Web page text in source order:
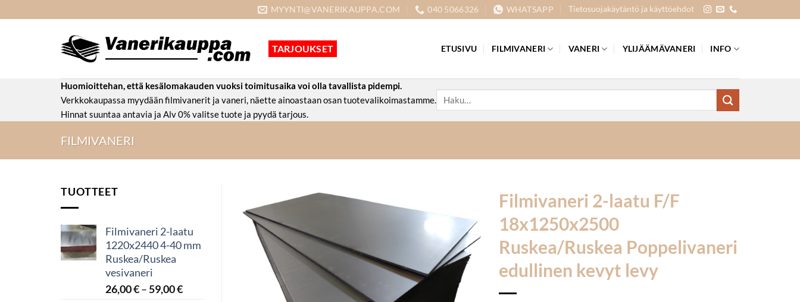
MYYNTI@VANERIKAUPPA.COM 040 5066326 WHATSAPP Tietosuojakäytäntö ja käyttöehdot
TARJOUKSET ETUSIVU FILMIVANERI VANERI YLIJÄÄMÄVANERI INFO
Huomioittehan, että kesälomakauden vuoksi toimitusaika voi olla tavallista pidempi.
Verkkokaupassa myydään filmivanerit ja vaneri, näette ainoastaan osan tuotevalikoimastamme.
Hinnat suuntaa antavia ja Alv 0% valitse tuote ja pyydä tarjous.
FILMIVANERI
TUOTTEET
Filmivaneri 2-laatu
1220x2440 4-40 mm
Ruskea/Ruskea
vesivaneri
26,00€–59,00€Hintaluokka:
Filmivaneri 2-laatu F/F
18x1250x2500
Ruskea/Ruskea Poppelivaneri
edullinen kevyt levy